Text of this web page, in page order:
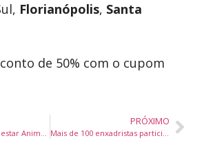
Florianópolis, Santa
de 50% com o cupom
Comissão de Bem-estar Animal debate proibição de fogos com estampido em Balneário Camboriú
PRÓXIMO
Mais de 100 enxadristas participam da terceira etapa do Circuito dos Reis em Blumenau